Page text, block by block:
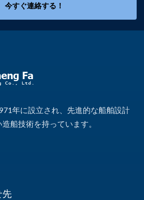
今すぐ連絡する！
年に設立され、先進的な船舶設計
船技術を持っています。
先